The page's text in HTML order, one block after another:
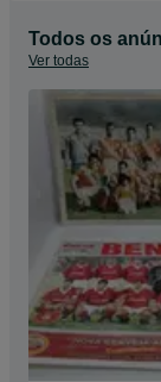
Todos os
Ver todas